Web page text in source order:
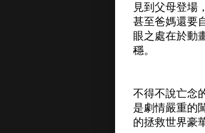
見到父母登場
甚至爸媽還要
眼之處在於動
穩。
不得不說亡念
是劇情嚴重的
的拯救世界豪